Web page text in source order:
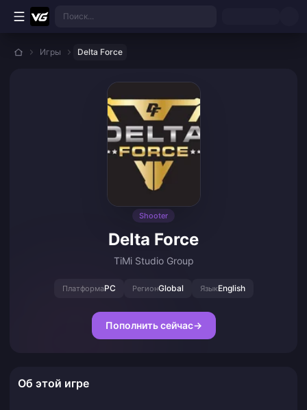
Перейти к основному контенту
Поиск...
Игры Delta Force
Shooter
Delta Force
TiMi Studio Group
ПлатформаPC РегионGlobal ЯзыкEnglish
Пополнить сейчас→
Об этой игре